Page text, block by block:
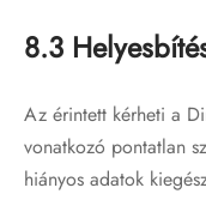
8.3
Az érintett kérheti a
vonatkozó pontatlan
hiányos adatok